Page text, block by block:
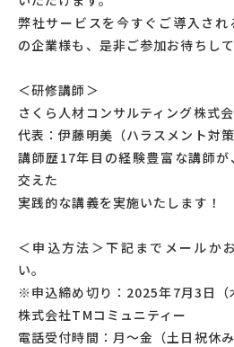
弊社サービスを今すぐご導入さ
の企業様も、是非ご参加お待ちして
＜研修講師＞
さくら人材コンサルティング株式
代表：伊藤明美（ハラスメント対
講師歴17年目の経験豊富な講師
交えた
実践的な講義を実施いたします！
＜申込方法＞下記までメールか
い。
※申込締め切り：2025年7月3日（
株式会社TMコミュニティー
電話受付時間：月～金（土日祝休